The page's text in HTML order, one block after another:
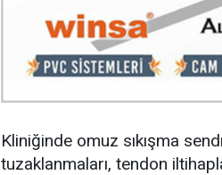
Kliniğinde omuz sıkışma
tuzaklanmaları, tendon